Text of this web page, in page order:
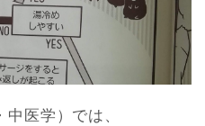
医学）では、